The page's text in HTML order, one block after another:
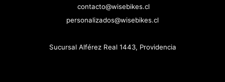
contacto@wisebikes.cl
personalizados@wisebikes.cl
Sucursal Alférez Real 1443, Providencia